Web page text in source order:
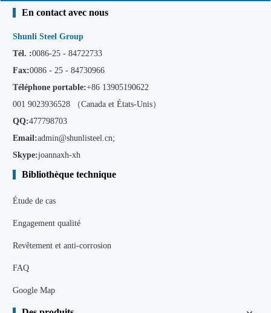
En contact avec nous
Shunli Steel Group
Tél. :0086-25 - 84722733
Fax:0086 - 25 - 84730966
Téléphone portable:+86 13905190622
001 9023936528 （Canada et États-Unis）
QQ:477798703
Email:admin@shunlisteel.cn;
Skype:joannaxh-xh
Bibliothèque technique
Étude de cas
Engagement qualité
Revêtement et anti-corrosion
FAQ
Google Map